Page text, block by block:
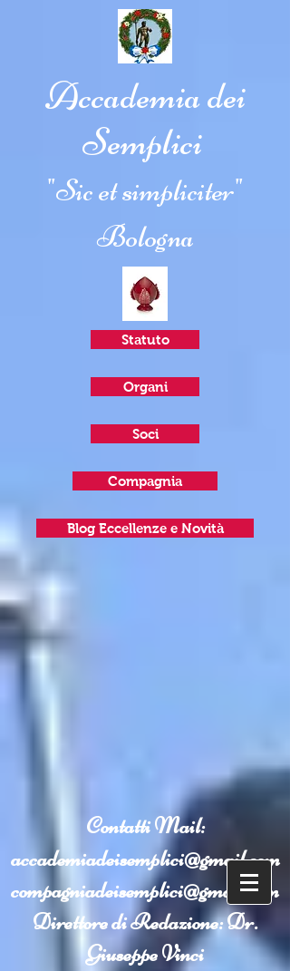
Accademia dei
Semplici
"Sic et simpliciter"
Bologna
Statuto
Organi
Soci
Compagnia
Blog Eccellenze e Novità
ContattiMail:
accademiadeisemplici@gmail.com
compagniadeisemplici@gmail.com
Direttore di Redazione: Dr.
Giuseppe Vinci